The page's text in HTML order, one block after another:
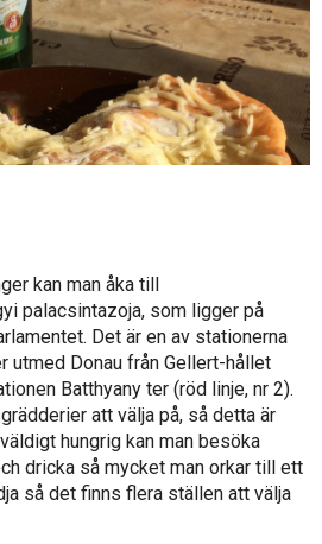
kan man åka till
palacsintazoja, som ligger på
Det är en av stationerna
utmed Donau från Gellert-hållet
Batthyany ter (röd linje, nr 2).
att välja på, så detta är
hungrig kan man besöka
dricka så mycket man orkar till ett
så det finns flera ställen att välja